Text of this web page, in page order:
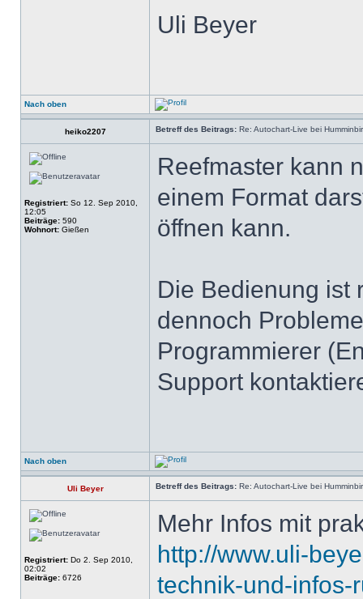
Uli Beyer
Nach oben
heiko2207 Betreff des Beitrags: Re: Autochart-Live bei
Registriert: So 12. Sep 2010,
12:05
Beiträge: 590
Wohnort: Gießen
Reefmaster kann
einem Format
öffnen kann.
Die Bedienung ist
dennoch
Programmierer
Support
Nach oben
Uli Beyer Betreff des Beitrags: Re: Autochart-Live bei
Registriert: Do 2. Sep 2010,
02:02
Beiträge: 6726
Mehr Infos mit
http://www.uli-
technik-und-infos-